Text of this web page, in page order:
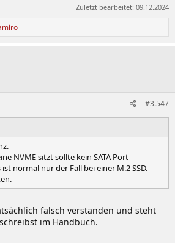
Zuletzt bearbeitet: 09.12.2024
#3.547
NVME sitzt sollte kein SATA Port
normal nur der Fall bei einer M.2 SSD.
falsch verstanden und steht
im Handbuch.